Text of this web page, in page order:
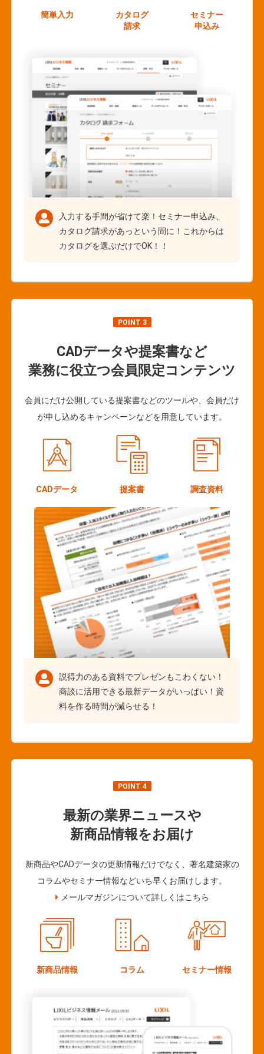
簡単入力
カタログ
請求
セミナー
申込み
入力する手間が省けて楽！セミナー申込み、
カタログ請求があっという間に！これからは
カタログを選ぶだけでOK！！
POINT 3
CADデータや提案書など
業務に役立つ会員限定コンテンツ
会員にだけ公開している提案書などのツールや、会員だけ
が申し込めるキャンペーンなどを用意しています。
CADデータ 提案書 調査資料
説得力のある資料でプレゼンもこわくない！
商談に活用できる最新データがいっぱい！資
料を作る時間が減らせる！
POINT 4
最新の業界ニュースや
新商品情報をお届け
新商品やCADデータの更新情報だけでなく、著名建築家の
コラムやセミナー情報などいち早くお届けします。
メールマガジンについて詳しくはこちら
新商品情報 コラム セミナー情報